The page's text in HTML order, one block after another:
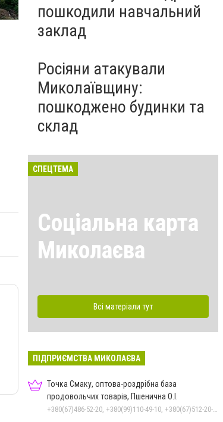
Пожежа на Вознесенському міському полігоні
пошкодили навчальний
заклад
Росіяни атакували
Миколаївщину:
пошкоджено будинки та
склад
СПЕЦТЕМА
Соціальна карта
Миколаєва
Всі матеріали тут
ПІДПРИЄМСТВА МИКОЛАЄВА
Точка Смаку, оптова-роздрібна база
продовольчих товарів, Пшенична О.І.